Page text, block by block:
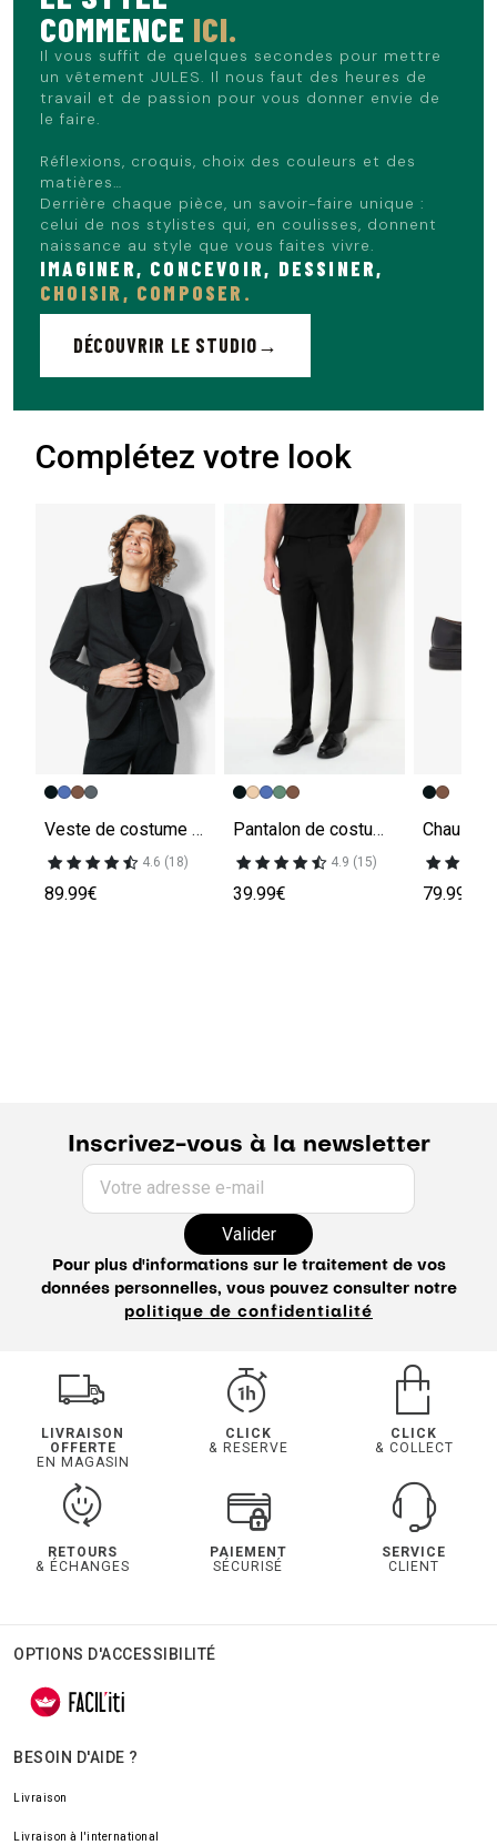
COMMENCE ICI.
Il vous suffit de quelques secondes pour mettre
un vêtement JULES. Il nous faut des heures de
travail et de passion pour vous donner envie de
le faire.
Réflexions, croquis, choix des couleurs et des
matières…
Derrière chaque pièce, un savoir-faire unique :
celui de nos stylistes qui, en coulisses, donnent
naissance au style que vous faites vivre.
IMAGINER, CONCEVOIR, DESSINER,
CHOISIR, COMPOSER.
DÉCOUVRIR LE STUDIO
Complétez votre look
Veste de costume slim
4.6 (18)
89.99€
Pantalon de costume confort uni
4.9 (15)
39.99€ 79.99€
Inscrivez-vous à la newsletter
Votre adresse e-mail
Valider
Pour plus d'informations sur le traitement de vos
données personnelles, vous pouvez consulter notre
politique de confidentialité
LIVRAISON
OFFERTE
EN MAGASIN
CLICK
& RESERVE
CLICK
& COLLECT
RETOURS
& ÉCHANGES
PAIEMENT
SÉCURISÉ
SERVICE
CLIENT
OPTIONS D'ACCESSIBILITÉ
BESOIN D'AIDE ?
Livraison
Livraison à l'international